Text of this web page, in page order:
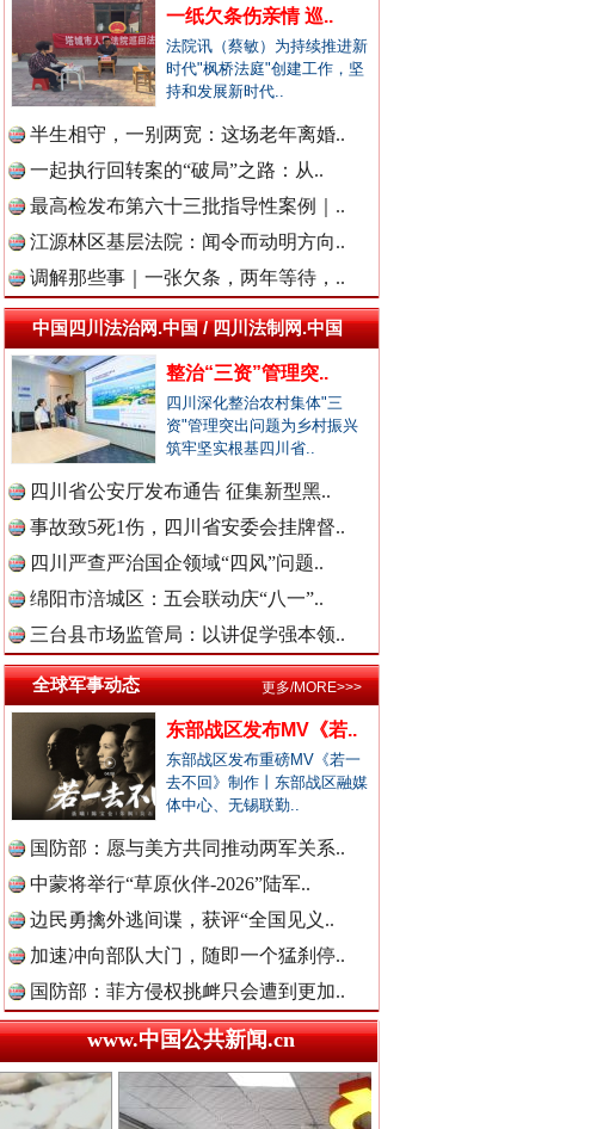
一医院涉嫌在中药里添加安眠药
柳州鱼峰区教育局发布辟谣声明
福建中医药大学附属人民医院：..
“市长信箱”出现答复错误问题
中日友好医院通报肖某相关问题
官方通报“三河广告牌匾改色”
教师被举报用假身份与女生恋爱
网民反映新能源充电电价差异大
广西一栋5层楼墙体和地基开裂
天津市委常委、组织部部长周德..
官方通报西安赛格商场坠亡事件
执行局长被指低俗骚扰女当事人
当地通报"白某某涉嫌婚内出轨"..
查实作弊！河南通报"三支一扶"..
贵州贵定通报"洛北河伴漂服务"..
衡水通报安平志臻中学相关情况
河南通报“三支一扶”高分争议
武汉大学口腔医院通报女子正颌..
销售毒性中药材，亳州连夜通报
官方通报“楼盘雕花侵权LV被起..
医院对未成年实施终止妊娠手术..
广西一女流浪汉怀孕？当地辟谣
一救护车在批发市场卸载水果？
贾平凹之女贾浅浅硕士学位被撤..
一国企董事长被曝办公室收礼金
被曝非法地磅后，章贡连夜调查
女职工生育津贴申领一年未发放
接群众反映后，运城市连夜排查
洪雅县同一楼盘测绘数据疑造假
“民办学校竹子学校举办方代表..
官方通报中学教师坠楼事件：当..
现场视频！山东舰出扼台东
同心逐梦
余华英二审被判死刑
外交部发布重磅视频
一纸欠条伤亲情 巡..
法院讯（蔡敏）为持续推进新
时代"枫桥法庭"创建工作，坚
持和发展新时代..
半生相守，一别两宽：这场老年离婚..
一起执行回转案的“破局”之路：从..
最高检发布第六十三批指导性案例｜..
江源林区基层法院：闻令而动明方向..
调解那些事｜一张欠条，两年等待，..
中国四川法治网.中国 / 四川法制网.中国
整治“三资”管理突..
四川深化整治农村集体"三
资"管理突出问题为乡村振兴
筑牢坚实根基四川省..
四川省公安厅发布通告 征集新型黑..
事故致5死1伤，四川省安委会挂牌督..
四川严查严治国企领域“四风”问题..
绵阳市涪城区：五会联动庆“八一”..
三台县市场监管局：以讲促学强本领..
全球军事动态
东部战区发布MV《若..
东部战区发布重磅MV《若一
去不回》制作丨东部战区融媒
体中心、无锡联勤..
国防部：愿与美方共同推动两军关系..
中蒙将举行“草原伙伴-2026”陆军..
边民勇擒外逃间谍，获评“全国见义..
加速冲向部队大门，随即一个猛刹停..
国防部：菲方侵权挑衅只会遭到更加..
更多/MORE>>>
www.中国公共新闻.cn